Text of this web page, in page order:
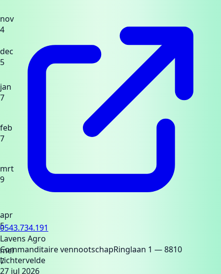
nov
4
dec
5
jan
7
feb
7
mrt
9
apr
5
mei
7
0543.734.191
Lavens Agro
Commanditaire vennootschapRinglaan 1 — 8810
Lichtervelde
27 jul 2026